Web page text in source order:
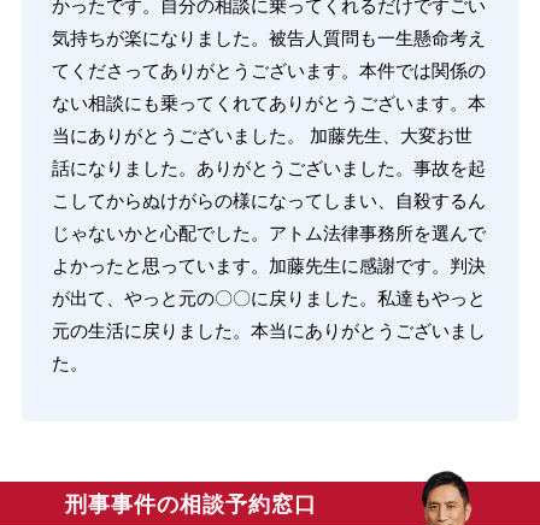
かったです。自分の相談に乗ってくれるだけですごい
気持ちが楽になりました。被告人質問も一生懸命考え
てくださってありがとうございます。本件では関係の
ない相談にも乗ってくれてありがとうございます。本
当にありがとうございました。 加藤先生、大変お世
話になりました。ありがとうございました。事故を起
こしてからぬけがらの様になってしまい、自殺するん
じゃないかと心配でした。アトム法律事務所を選んで
よかったと思っています。加藤先生に感謝です。判決
が出て、やっと元の〇〇に戻りました。私達もやっと
元の生活に戻りました。本当にありがとうございまし
た。
刑事事件の相談予約窓口